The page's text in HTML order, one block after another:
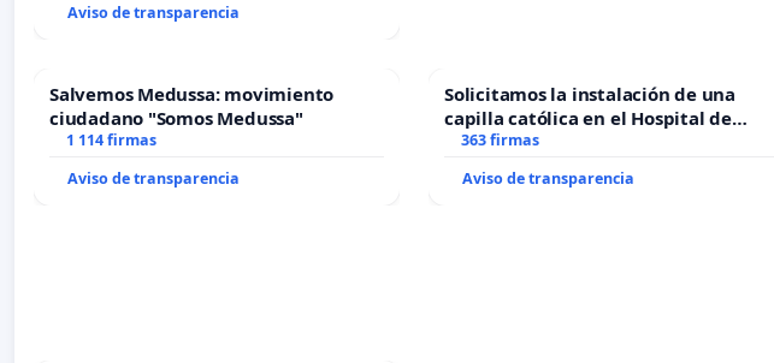
Aviso de transparencia
Salvemos Medussa: movimiento
ciudadano "Somos Medussa"
1 114 firmas
Aviso de transparencia
Solicitamos la instalación de una
capilla católica en el Hospital de
Alcañiz
363 firmas
Aviso de transparencia